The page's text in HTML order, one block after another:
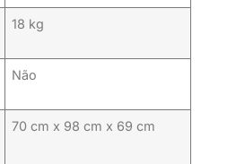
18 kg
Não
70 cm x 98 cm x 69 cm